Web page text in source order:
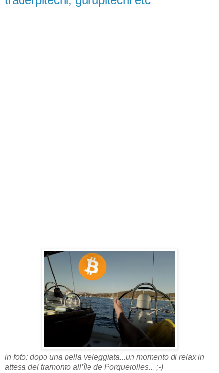
in foto: dopo una bella veleggiata...un momento di relax in
attesa del tramonto all’île de Porquerolles... ;-)